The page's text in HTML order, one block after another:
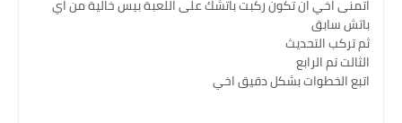
اتمنى اخي ان تكون ركبت باتشك على اللعبة بيس خالية من اي
باتش سابق
ثم تركب التحديث
الثالت تم الرابع
اتبع الخطوات بشكل دقيق اخي